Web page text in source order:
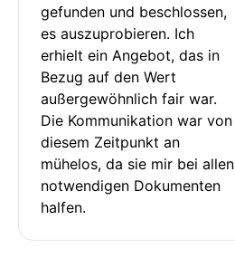
gefunden und beschlossen,
es auszuprobieren. Ich
erhielt ein Angebot, das in
Bezug auf den Wert
außergewöhnlich fair war.
Die Kommunikation war von
diesem Zeitpunkt an
mühelos, da sie mir bei allen
notwendigen Dokumenten
halfen.